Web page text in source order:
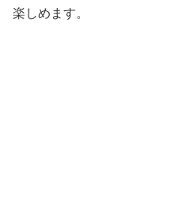
楽しめます。